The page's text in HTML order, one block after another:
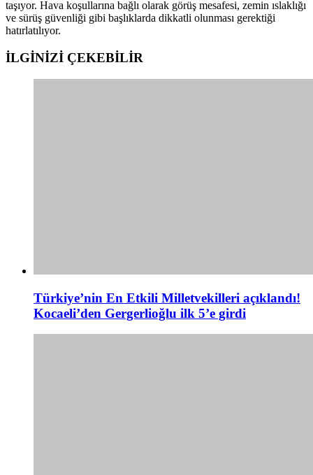
taşıyor. Hava koşullarına bağlı olarak görüş mesafesi, zemin ıslaklığı
ve sürüş güvenliği gibi başlıklarda dikkatli olunması gerektiği
hatırlatılıyor.
İLGİNİZİ ÇEKEBİLİR
Türkiye’nin En Etkili Milletvekilleri açıklandı!
Kocaeli’den Gergerlioğlu ilk 5’e girdi